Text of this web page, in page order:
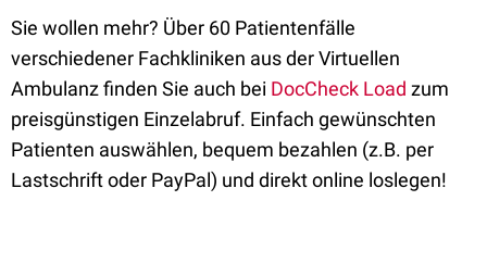
Sie wollen mehr? Über 60 Patientenfälle
verschiedener Fachkliniken aus der Virtuellen
Ambulanz finden Sie auch bei DocCheck Load zum
preisgünstigen Einzelabruf. Einfach gewünschten
Patienten auswählen, bequem bezahlen (z.B. per
Lastschrift oder PayPal) und direkt online loslegen!